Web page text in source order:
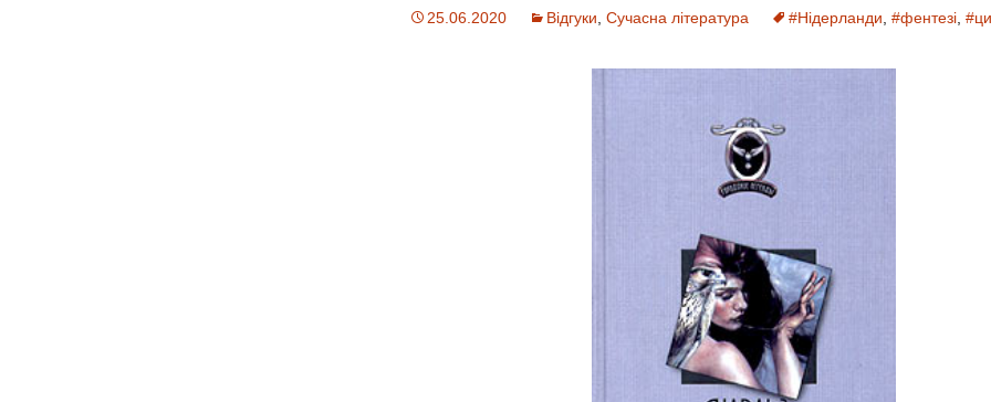
25.06.2020 Відгуки Сучасна література #Нідерланди #фентезі